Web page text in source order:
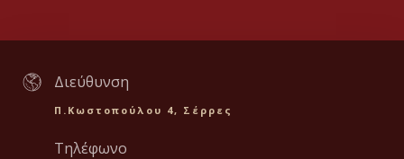
Διεύθυνση
Π.Κωστοπούλου 4, Σέρρες
Τηλέφωνο